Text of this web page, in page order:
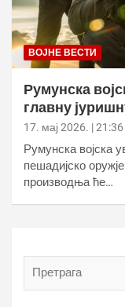
ВОЈНЕ ВЕСТИ
Румунска
главну
17. мај 2026. | 21:36
Румунска војска
пешадијско
производња ће…